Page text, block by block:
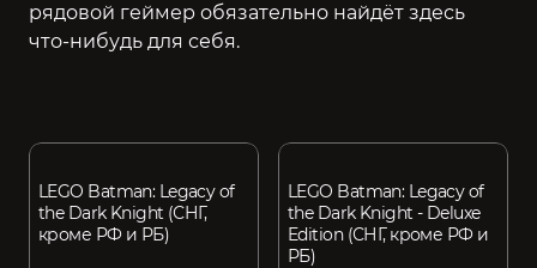
рядовой геймер обязательно найдёт здесь
что-нибудь для себя.
LEGO Batman: Legacy of
the Dark Knight (СНГ,
кроме РФ и РБ)
LEGO Batman: Legacy of
the Dark Knight - Deluxe
Edition (СНГ, кроме РФ и
РБ)